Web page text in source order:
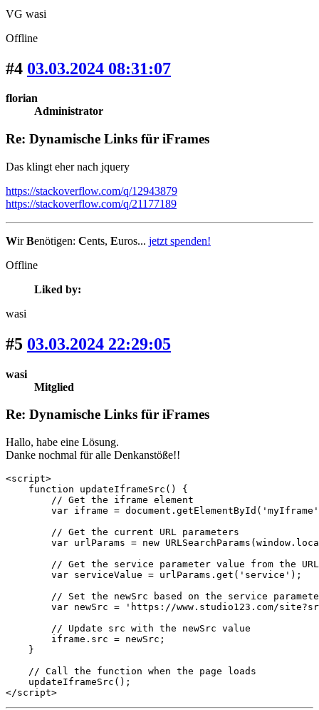
VG wasi
Offline
#4 03.03.2024 08:31:07
florian
Administrator
Re: Dynamische Links für iFrames
Das klingt eher nach jquery
https://stackoverflow.com/q/12943879
https://stackoverflow.com/q/21177189
WirBenötigen: Cents, Euros... jetzt spenden!
Offline
Liked by:
wasi
#5 03.03.2024 22:29:05
wasi
Mitglied
Re: Dynamische Links für iFrames
Hallo, habe eine Lösung.
Danke nochmal für alle Denkanstöße!!
<script>
    function updateIframeSrc() {
        // Get the iframe element
var iframe =
        // Get the current URL parameters
var urlParams = new
        // Get the service parameter value from the URL
        var serviceValue = urlParams.get('service');
// Set the newSrc based on the service
var newSrc = 'https://www.studio123.com/
        // Update src with the newSrc value
        iframe.src = newSrc;
    }
    // Call the function when the page loads
    updateIframeSrc();
</script>